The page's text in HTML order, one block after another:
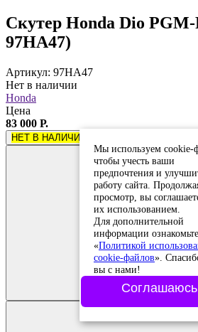
Скутер Honda Dio PGM-
97HA47)
Артикул: 97HA47
Нет в наличии
Honda
Цена
83 000 Р.
НЕТ В НАЛИЧИИ
Добавить в
сравнение
Добавлено в
сравнение
Мы используем cookie-
чтобы учесть ваши
предпочтения и
работу сайта.
просмотр, вы
их использованием.
Для дополнительной
информации
«Политикой
cookie-файлов».
вы с нами!
Соглашаюсь